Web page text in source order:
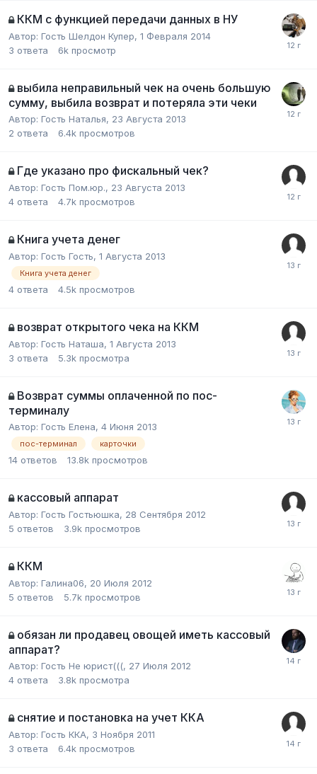
ККМ с функцией передачи данных в НУ
Автор: Гость Шелдон Купер, 1 Февраля 2014
3 ответа 6k просмотр
выбила неправильный чек на очень большую
сумму, выбила возврат и потеряла эти чеки
Автор: Гость Наталья, 23 Августа 2013
2 ответа 6.4k просмотров
Где указано про фискальный чек?
Автор: Гость Пом.юр., 23 Августа 2013
4 ответа 4.7k просмотров
Книга учета денег
Автор: Гость Гость, 1 Августа 2013
Книга учета денег
4 ответа 4.5k просмотров
возврат открытого чека на ККМ
Автор: Гость Наташа, 1 Августа 2013
3 ответа 5.3k просмотра
Возврат суммы оплаченной по пос-
терминалу
Автор: Гость Елена, 4 Июня 2013
пос-терминал карточки
14 ответов 13.8k просмотров
кассовый аппарат
Автор: Гость Гостьюшка, 28 Сентября 2012
5 ответов 3.9k просмотров
ККМ
Автор: Галина06, 20 Июля 2012
5 ответов 5.7k просмотров
обязан ли продавец овощей иметь кассовый
аппарат?
Автор: Гость Не юрист(((, 27 Июля 2012
4 ответа 3.8k просмотра
снятие и постановка на учет ККА
Автор: Гость ККА, 3 Ноября 2011
3 ответа 6.4k просмотров